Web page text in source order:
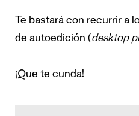
Te bastará con recurrir a
de autoedición (desktop
¡Que te cunda!